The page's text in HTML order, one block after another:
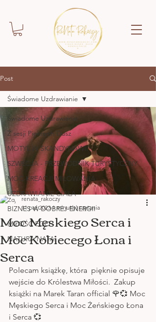
Post
Świadome Uzdrawianie
Z sesji Pięknych Dusz
MOTYL W SKANDYNAWII
SZWECJA - PRZEWODNIK TURYSTYCZNY
MOC KREACJI MIŁOWANIA
UZDRAWIANIE CIAŁA
BIZNES W DOBREJ ENERGII
MIŁOŚĆ EGO
NATURA NATA
Świadome Uzdrawianie
Moc Męskiego Serca i
Moc Kobiecego Łona i
Serca
renata_rakoczy
11 paź 2023 1 minut(y) czytania
Polecam książkę, która  pięknie opisuje
wejście do Królestwa Miłości.  Zakup
książki na Marek Taran official 🌹💞 Moc
Męskiego Serca i Moc Żeńskiego Łona
i Serca 💞